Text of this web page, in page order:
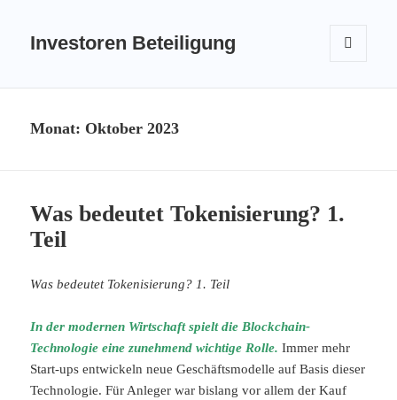
Investoren Beteiligung
WIDGETS
Monat: Oktober 2023
Was bedeutet Tokenisierung? 1.
Teil
Was bedeutet Tokenisierung? 1. Teil
In der modernen Wirtschaft spielt die Blockchain-
Technologie eine zunehmend wichtige Rolle. Immer mehr
Start-ups entwickeln neue Geschäftsmodelle auf Basis dieser
Technologie. Für Anleger war bislang vor allem der Kauf